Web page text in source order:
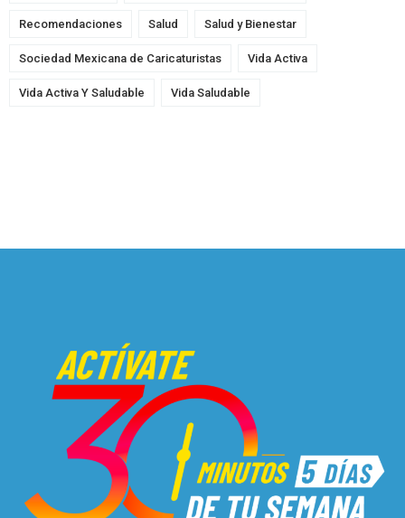
Recomendaciones Salud Salud y Bienestar
Sociedad Mexicana de Caricaturistas Vida Activa
Vida Activa Y Saludable Vida Saludable